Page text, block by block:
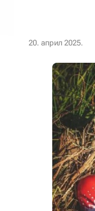
20. април 2025.